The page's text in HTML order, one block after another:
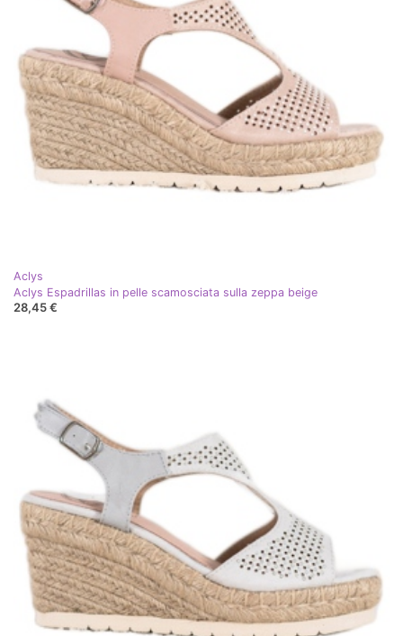
Aclys
Aclys Espadrillas in pelle scamosciata sulla zeppa beige
28,45 €